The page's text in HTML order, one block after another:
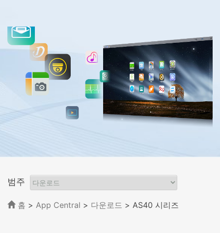
범주
홈 > App Central > 다운로드 > AS40 시리즈